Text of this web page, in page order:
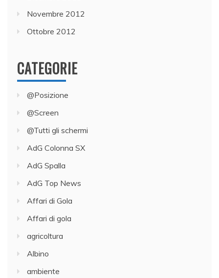
Novembre 2012
Ottobre 2012
CATEGORIE
@Posizione
@Screen
@Tutti gli schermi
AdG Colonna SX
AdG Spalla
AdG Top News
Affari di Gola
Affari di gola
agricoltura
Albino
ambiente